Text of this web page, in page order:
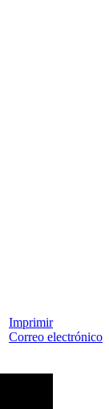
Imprimir
Correo electrónico